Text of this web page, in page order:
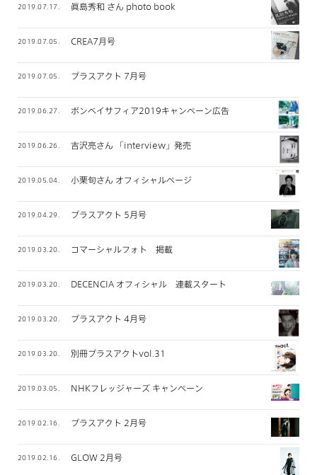
2019.07.17. 眞島秀和 さん photo book
2019.07.05. CREA7月号
2019.07.05. プラスアクト 7月号
2019.06.27. ボンベイサフィア2019キャンペーン広告
2019.06.26. 吉沢亮さん 「interview」発売
2019.05.04. 小栗旬さん オフィシャルページ
2019.04.29. プラスアクト 5月号
2019.03.20. コマーシャルフォト 掲載
2019.03.20. DECENCIA オフィシャル 連載スタート
2019.03.20. プラスアクト 4月号
2019.03.20. 別冊プラスアクトvol.31
2019.03.05. NHKフレッジャーズ キャンペーン
2019.02.16. プラスアクト 2月号
2019.02.16. GLOW 2月号